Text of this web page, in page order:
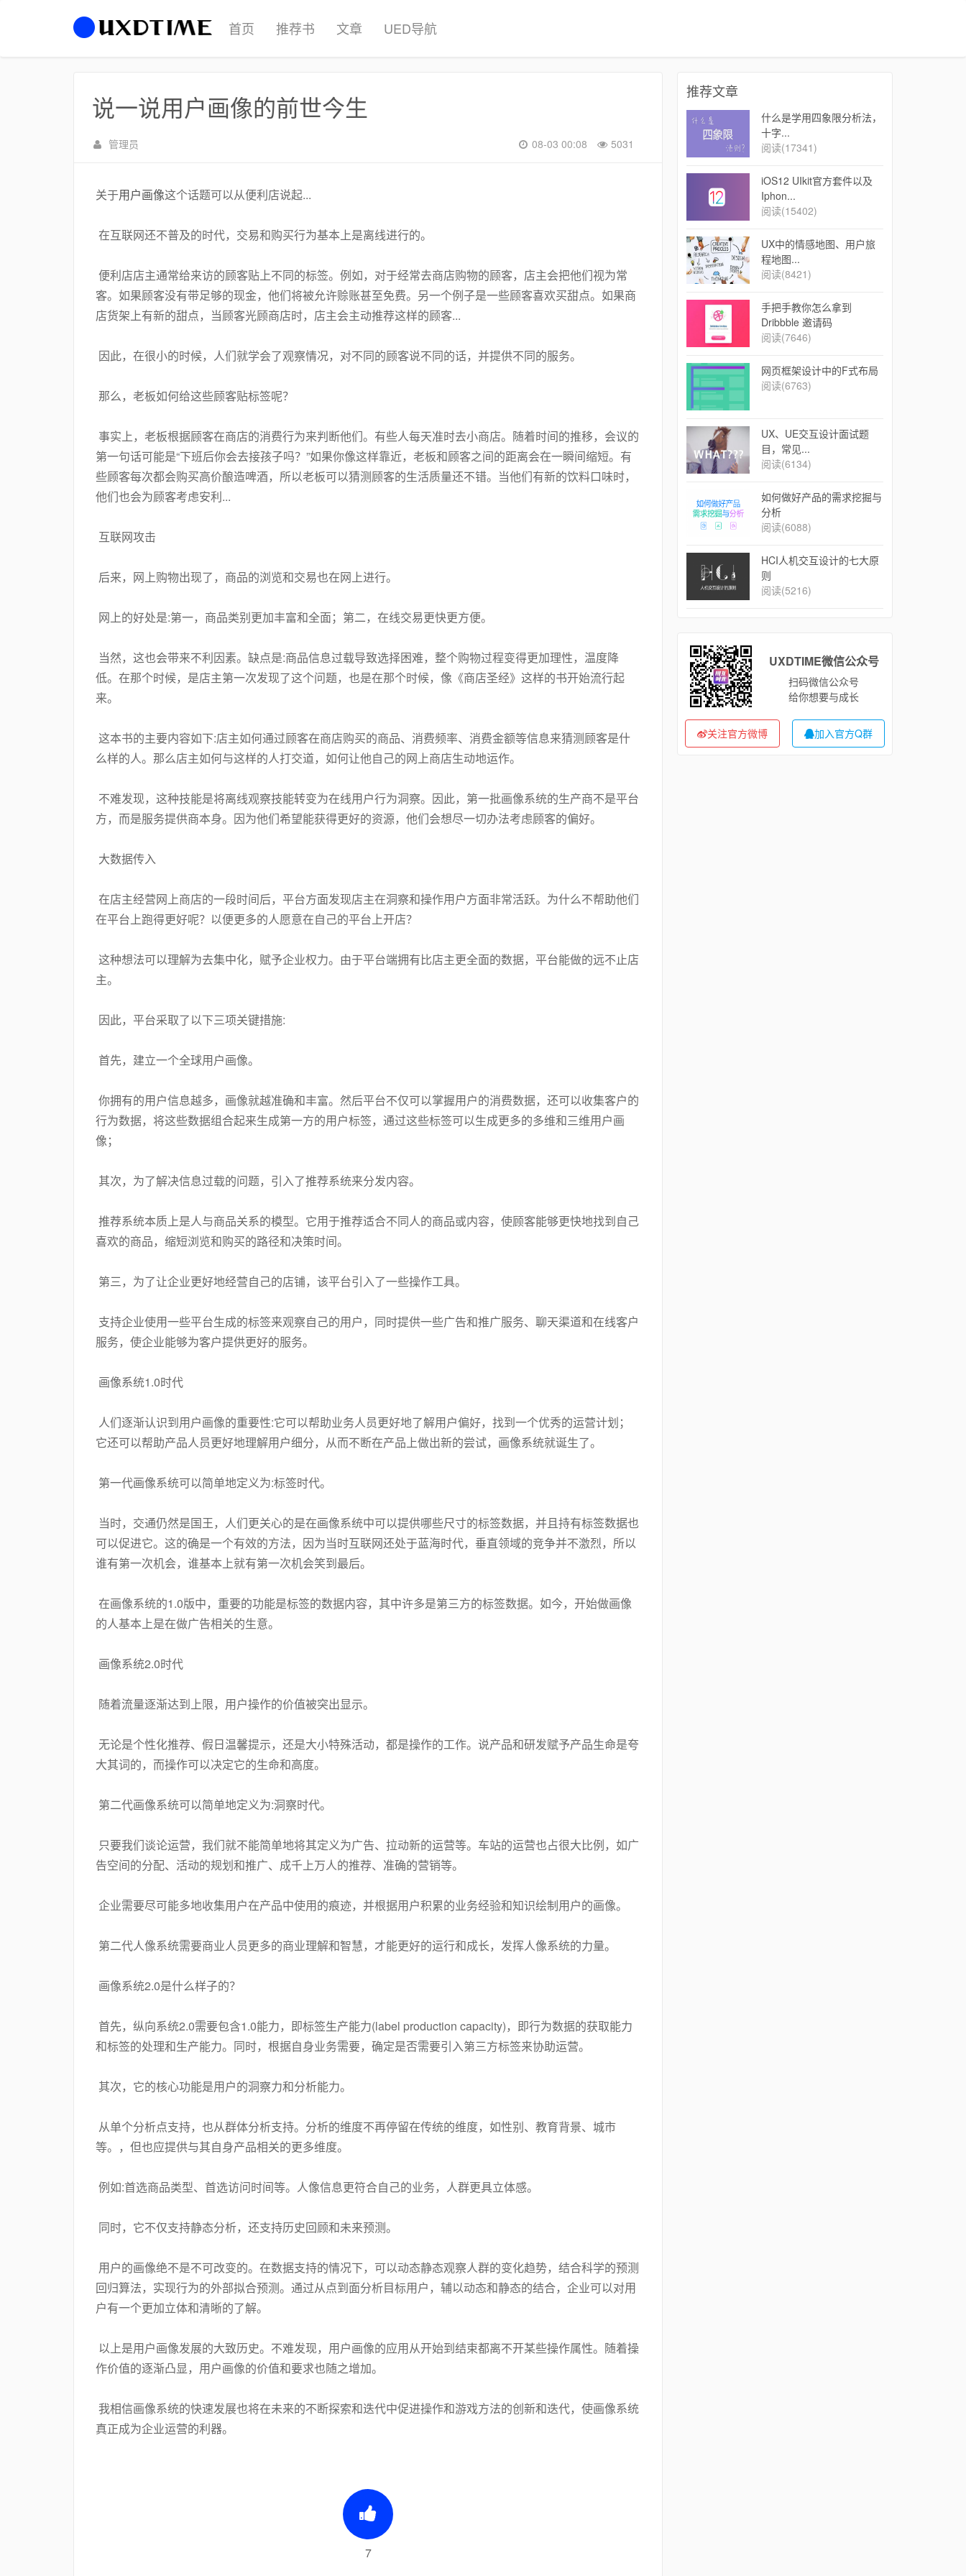
首页 推荐书 文章 UED导航
说一说用户画像的前世今生
管理员 5031
08-03 00:08
关于用户画像这个话题可以从便利店说起...
在互联网还不普及的时代，交易和购买行为基本上是离线进行的。
便利店店主通常给来访的顾客贴上不同的标签。例如，对于经常去商店购物的顾客，店主会把他们视为常
客。如果顾客没有带足够的现金，他们将被允许赊账甚至免费。另一个例子是一些顾客喜欢买甜点。如果商
店货架上有新的甜点，当顾客光顾商店时，店主会主动推荐这样的顾客...
因此，在很小的时候，人们就学会了观察情况，对不同的顾客说不同的话，并提供不同的服务。
那么，老板如何给这些顾客贴标签呢？
事实上，老板根据顾客在商店的消费行为来判断他们。有些人每天准时去小商店。随着时间的推移，会议的
第一句话可能是“下班后你会去接孩子吗？”如果你像这样靠近，老板和顾客之间的距离会在一瞬间缩短。有
些顾客每次都会购买高价酿造啤酒，所以老板可以猜测顾客的生活质量还不错。当他们有新的饮料口味时，
他们也会为顾客考虑安利...
互联网攻击
后来，网上购物出现了，商品的浏览和交易也在网上进行。
网上的好处是:第一，商品类别更加丰富和全面；第二，在线交易更快更方便。
当然，这也会带来不利因素。缺点是:商品信息过载导致选择困难，整个购物过程变得更加理性，温度降
低。在那个时候，是店主第一次发现了这个问题，也是在那个时候，像《商店圣经》这样的书开始流行起
来。
这本书的主要内容如下:店主如何通过顾客在商店购买的商品、消费频率、消费金额等信息来猜测顾客是什
么样的人。那么店主如何与这样的人打交道，如何让他自己的网上商店生动地运作。
不难发现，这种技能是将离线观察技能转变为在线用户行为洞察。因此，第一批画像系统的生产商不是平台
方，而是服务提供商本身。因为他们希望能获得更好的资源，他们会想尽一切办法考虑顾客的偏好。
大数据传入
在店主经营网上商店的一段时间后，平台方面发现店主在洞察和操作用户方面非常活跃。为什么不帮助他们
在平台上跑得更好呢？以便更多的人愿意在自己的平台上开店？
这种想法可以理解为去集中化，赋予企业权力。由于平台端拥有比店主更全面的数据，平台能做的远不止店
主。
因此，平台采取了以下三项关键措施:
首先，建立一个全球用户画像。
你拥有的用户信息越多，画像就越准确和丰富。然后平台不仅可以掌握用户的消费数据，还可以收集客户的
行为数据，将这些数据组合起来生成第一方的用户标签，通过这些标签可以生成更多的多维和三维用户画
像；
其次，为了解决信息过载的问题，引入了推荐系统来分发内容。
推荐系统本质上是人与商品关系的模型。它用于推荐适合不同人的商品或内容，使顾客能够更快地找到自己
喜欢的商品，缩短浏览和购买的路径和决策时间。
第三，为了让企业更好地经营自己的店铺，该平台引入了一些操作工具。
支持企业使用一些平台生成的标签来观察自己的用户，同时提供一些广告和推广服务、聊天渠道和在线客户
服务，使企业能够为客户提供更好的服务。
画像系统1.0时代
人们逐渐认识到用户画像的重要性:它可以帮助业务人员更好地了解用户偏好，找到一个优秀的运营计划；
它还可以帮助产品人员更好地理解用户细分，从而不断在产品上做出新的尝试，画像系统就诞生了。
第一代画像系统可以简单地定义为:标签时代。
当时，交通仍然是国王，人们更关心的是在画像系统中可以提供哪些尺寸的标签数据，并且持有标签数据也
可以促进它。这的确是一个有效的方法，因为当时互联网还处于蓝海时代，垂直领域的竞争并不激烈，所以
谁有第一次机会，谁基本上就有第一次机会笑到最后。
在画像系统的1.0版中，重要的功能是标签的数据内容，其中许多是第三方的标签数据。如今，开始做画像
的人基本上是在做广告相关的生意。
画像系统2.0时代
随着流量逐渐达到上限，用户操作的价值被突出显示。
无论是个性化推荐、假日温馨提示，还是大小特殊活动，都是操作的工作。说产品和研发赋予产品生命是夸
大其词的，而操作可以决定它的生命和高度。
第二代画像系统可以简单地定义为:洞察时代。
只要我们谈论运营，我们就不能简单地将其定义为广告、拉动新的运营等。车站的运营也占很大比例，如广
告空间的分配、活动的规划和推广、成千上万人的推荐、准确的营销等。
企业需要尽可能多地收集用户在产品中使用的痕迹，并根据用户积累的业务经验和知识绘制用户的画像。
第二代人像系统需要商业人员更多的商业理解和智慧，才能更好的运行和成长，发挥人像系统的力量。
画像系统2.0是什么样子的？
首先，纵向系统2.0需要包含1.0能力，即标签生产能力(label production capacity)，即行为数据的获取能力
和标签的处理和生产能力。同时，根据自身业务需要，确定是否需要引入第三方标签来协助运营。
其次，它的核心功能是用户的洞察力和分析能力。
从单个分析点支持，也从群体分析支持。分析的维度不再停留在传统的维度，如性别、教育背景、城市
等。，但也应提供与其自身产品相关的更多维度。
例如:首选商品类型、首选访问时间等。人像信息更符合自己的业务，人群更具立体感。
同时，它不仅支持静态分析，还支持历史回顾和未来预测。
用户的画像绝不是不可改变的。在数据支持的情况下，可以动态静态观察人群的变化趋势，结合科学的预测
回归算法，实现行为的外部拟合预测。通过从点到面分析目标用户，辅以动态和静态的结合，企业可以对用
户有一个更加立体和清晰的了解。
以上是用户画像发展的大致历史。不难发现，用户画像的应用从开始到结束都离不开某些操作属性。随着操
作价值的逐渐凸显，用户画像的价值和要求也随之增加。
我相信画像系统的快速发展也将在未来的不断探索和迭代中促进操作和游戏方法的创新和迭代，使画像系统
真正成为企业运营的利器。
7
推荐文章
什么是学用四象限分析法，
十字...
阅读(17341)
iOS12 UIkit官方套件以及
Iphon...
阅读(15402)
UX中的情感地图、用户旅
程地图...
阅读(8421)
手把手教你怎么拿到
Dribbble 邀请码
阅读(7646)
网页框架设计中的F式布局
阅读(6763)
UX、UE交互设计面试题
目，常见...
阅读(6134)
如何做好产品的需求挖掘与
分析
阅读(6088)
​HCI人机交互设计的七大原
则
阅读(5216)
UXDTIME微信公众号
扫码微信公众号
给你想要与成长
关注官方微博 加入官方Q群